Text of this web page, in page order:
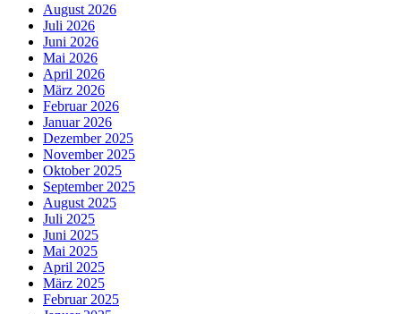
August 2026
Juli 2026
Juni 2026
Mai 2026
April 2026
März 2026
Februar 2026
Januar 2026
Dezember 2025
November 2025
Oktober 2025
September 2025
August 2025
Juli 2025
Juni 2025
Mai 2025
April 2025
März 2025
Februar 2025